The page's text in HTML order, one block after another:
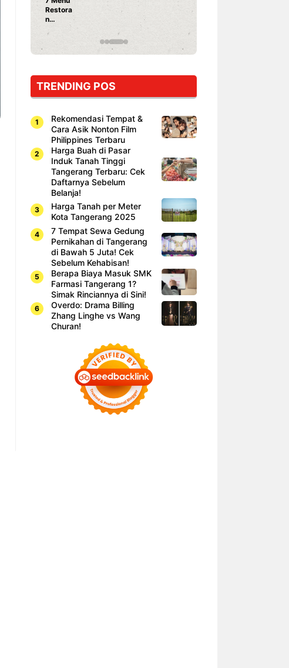
Restora
n
yang
Dicoba,
Cuma
Sushi!
TRENDING POS
Rekomendasi Tempat &
Cara Asik Nonton Film
Philippines Terbaru
Harga Buah di Pasar
Induk Tanah Tinggi
Tangerang Terbaru: Cek
Daftarnya Sebelum
Belanja!
Harga Tanah per Meter
Kota Tangerang 2025
7 Tempat Sewa Gedung
Pernikahan di Tangerang
di Bawah 5 Juta! Cek
Sebelum Kehabisan!
Berapa Biaya Masuk SMK
Farmasi Tangerang 1?
Simak Rinciannya di Sini!
Overdo: Drama Billing
Zhang Linghe vs Wang
Churan!